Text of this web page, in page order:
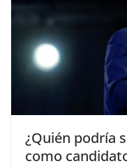
¿Quién podría
como